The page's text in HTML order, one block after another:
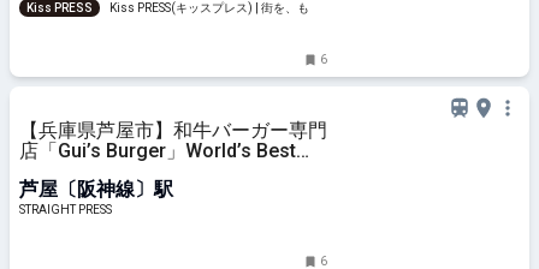
Kiss PRESS
Kiss PRESS(キッスプレス) | 街を、もっ
6
【兵庫県芦屋市】和牛バーガー専門
店「Gui’s Burger」World’s Best
ン
芦屋〔阪神線〕駅
STRAIGHT PRESS
6